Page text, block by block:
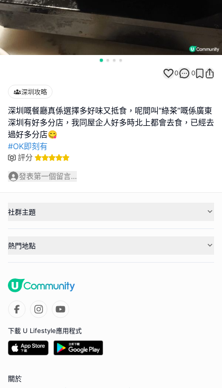
0 0
深圳攻略
深圳嘅餐廳真係選擇多好味又抵食，呢間叫“綠茶”嘅係廣東
深圳有好多分店，我同屋企人好多時北上都會去食，已經去
#OK即刻有
評分
發表第一個留言...
社群主題
熱門地點
下載 U Lifestyle應用程式
關於